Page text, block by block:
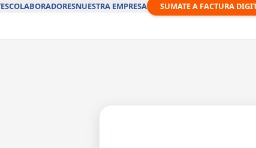
COLABORADORESNUESTRA EMPRESA SUMATE A FACTURA